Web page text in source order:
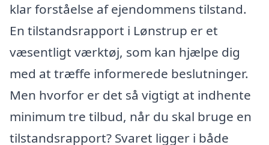
klar forståelse af ejendommens tilstand.
En tilstandsrapport i Lønstrup er et
væsentligt værktøj, som kan hjælpe dig
med at træffe informerede beslutninger.
Men hvorfor er det så vigtigt at indhente
minimum tre tilbud, når du skal bruge en
tilstandsrapport? Svaret ligger i både